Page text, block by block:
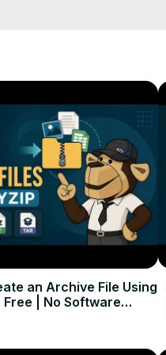
an Archive File Using
Free | No Software